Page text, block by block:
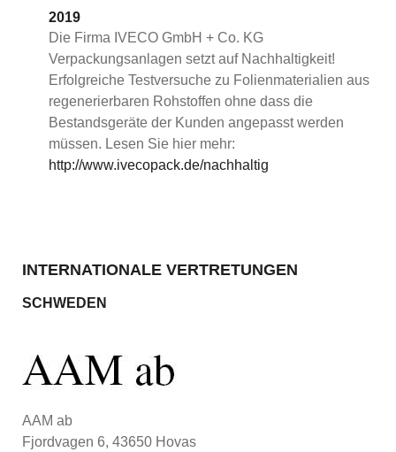
2019
Die Firma IVECO GmbH + Co. KG
Verpackungsanlagen setzt auf Nachhaltigkeit!
Erfolgreiche Testversuche zu Folienmaterialien aus
regenerierbaren Rohstoffen ohne dass die
Bestandsgeräte der Kunden angepasst werden
müssen. Lesen Sie hier mehr:
http://www.ivecopack.de/nachhaltig
INTERNATIONALE VERTRETUNGEN
SCHWEDEN
AAM ab
Fjordvagen 6, 43650 Hovas